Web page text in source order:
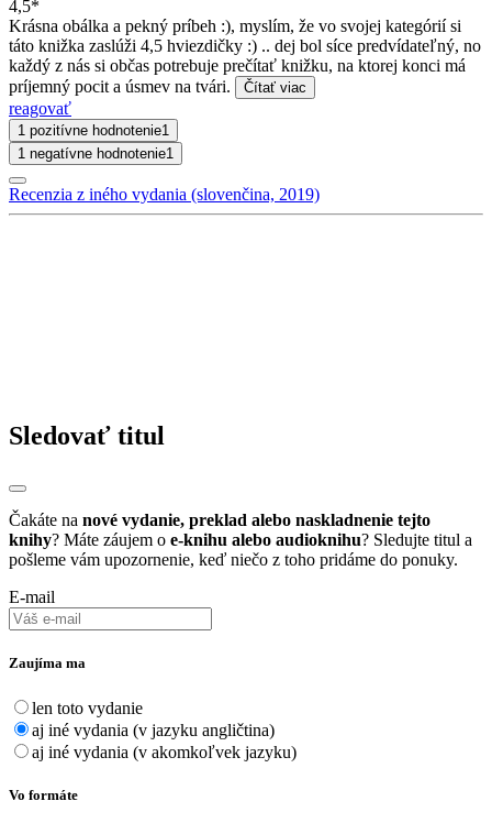
4,5*
Krásna obálka a pekný príbeh :), myslím, že vo svojej kategórií si
táto knižka zaslúži 4,5 hviezdičky :) .. dej bol síce predvídateľný, no
každý z nás si občas potrebuje prečítať knižku, na ktorej konci má
príjemný pocit a úsmev na tvári.
Čítať viac
reagovať
1 pozitívne hodnotenie1
1 negatívne hodnotenie1
Recenzia z iného vydania (slovenčina, 2019)
Sledovať titul
Čakáte na nové vydanie, preklad alebo naskladnenie tejto
knihy? Máte záujem o e-knihu alebo audioknihu? Sledujte titul a
pošleme vám upozornenie, keď niečo z toho pridáme do ponuky.
E-mail
Zaujíma ma
len toto vydanie
aj iné vydania (v jazyku angličtina)
aj iné vydania (v akomkoľvek jazyku)
Vo formáte